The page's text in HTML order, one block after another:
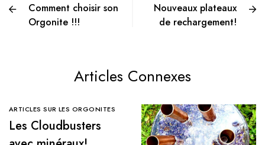
Comment choisir son
Orgonite !!!
Nouveaux plateaux
de rechargement!
Articles Connexes
ARTICLES SUR LES ORGONITES
Les Cloudbusters